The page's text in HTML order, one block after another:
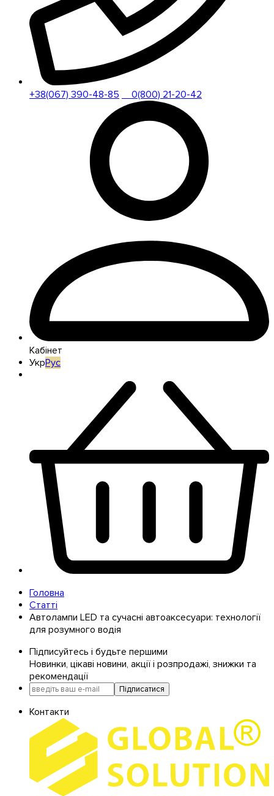
+38(067) 390-48-85 0(800) 21-20-42
Кабінет
УкрРус
Головна
Статті
Автолампи LED та сучасні автоаксесуари: технології
для розумного водія
Підписуйтесь і будьте першими
Новинки, цікаві новини, акції і розпродажі, знижки та
рекомендації
Підписатися
Контакти